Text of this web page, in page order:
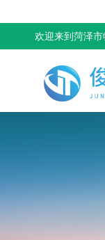
欢迎来到菏泽市